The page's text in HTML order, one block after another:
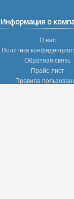
Информация о
О нас
Политика
Обратная связь
Прайс-лист
Правила